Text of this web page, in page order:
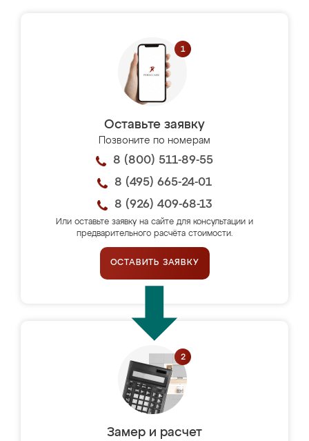
Оставьте заявку
Позвоните по номерам
8 (800) 511-89-55
8 (495) 665-24-01
8 (926) 409-68-13
Или оставьте заявку на сайте для консультации и
предварительного расчёта стоимости.
ОСТАВИТЬ ЗАЯВКУ
Замер и расчет